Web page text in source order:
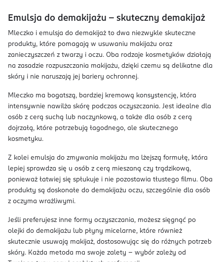
Emulsja do demakijażu – skuteczny demakijaż
Mleczko i emulsja do demakijaż to dwa niezwykle skuteczne
produkty, które pomagają w usuwaniu makijażu oraz
zanieczyszczeń z twarzy i oczu. Oba rodzaje kosmetyków działają
na zasadzie rozpuszczania makijażu, dzięki czemu są delikatne dla
skóry i nie naruszają jej bariery ochronnej.
Mleczko ma bogatszą, bardziej kremową konsystencję, która
intensywnie nawilża skórę podczas oczyszczania. Jest idealne dla
osób z cerą suchą lub naczynkową, a także dla osób z cerą
dojrzałą, które potrzebują łagodnego, ale skutecznego
kosmetyku.
Z kolei emulsja do zmywania makijażu ma lżejszą formułę, która
lepiej sprawdza się u osób z cerą mieszaną czy trądzikową,
ponieważ łatwiej się spłukuje i nie pozostawia tłustego filmu. Oba
produkty są doskonałe do demakijażu oczu, szczególnie dla osób
z oczyma wrażliwymi.
Jeśli preferujesz inne formy oczyszczania, możesz sięgnąć po
olejki do demakijażu lub płyny micelarne, które również
skutecznie usuwają makijaż, dostosowując się do różnych potrzeb
skóry. Każda metoda ma swoje zalety – wybór zależy od